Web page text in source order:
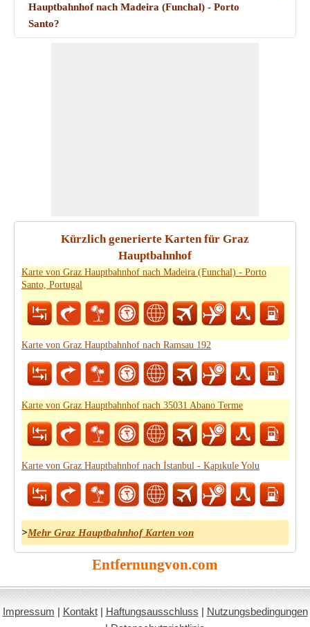
Hauptbahnhof nach Madeira (Funchal) - Porto
Santo?
Kürzlich generierte Karten für Graz
Hauptbahnhof
Karte von Graz Hauptbahnhof nach Madeira (Funchal) - Porto
Santo, Portugal
Karte von Graz Hauptbahnhof nach Ramsau 192
Karte von Graz Hauptbahnhof nach 35031 Abano Terme
Karte von Graz Hauptbahnhof nach İstanbul - Kapıkule Yolu
>Mehr Graz Hauptbahnhof Karten von
Entfernungvon.com
Impressum | Kontakt| Haftungsausschluss | Nutzungsbedingungen